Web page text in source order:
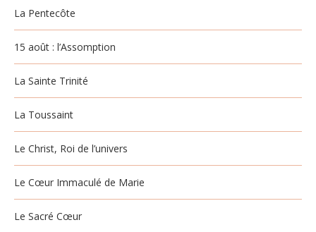
La Pentecôte
15 août : l’Assomption
La Sainte Trinité
La Toussaint
Le Christ, Roi de l’univers
Le Cœur Immaculé de Marie
Le Sacré Cœur